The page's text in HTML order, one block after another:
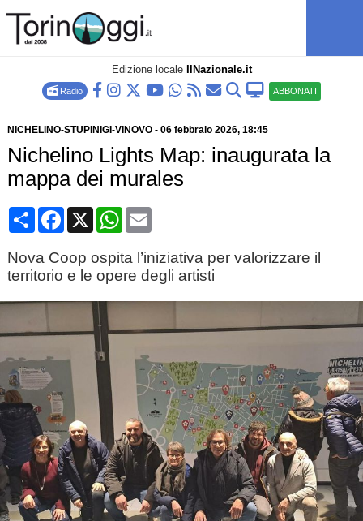
Edizione locale IlNazionale.it
Radio ABBONATI
NICHELINO-STUPINIGI-VINOVO- 06 febbraio 2026, 18:45
Nichelino Lights Map: inaugurata la
mappa dei murales
CondividiFacebook
X WhatsApp
Email
Nova Coop ospita l’iniziativa per valorizzare il
territorio e le opere degli artisti